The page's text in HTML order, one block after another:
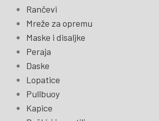
Rančevi
Mreže za opremu
Maske i disaljke
Peraja
Daske
Lopatice
Pullbuoy
Kapice